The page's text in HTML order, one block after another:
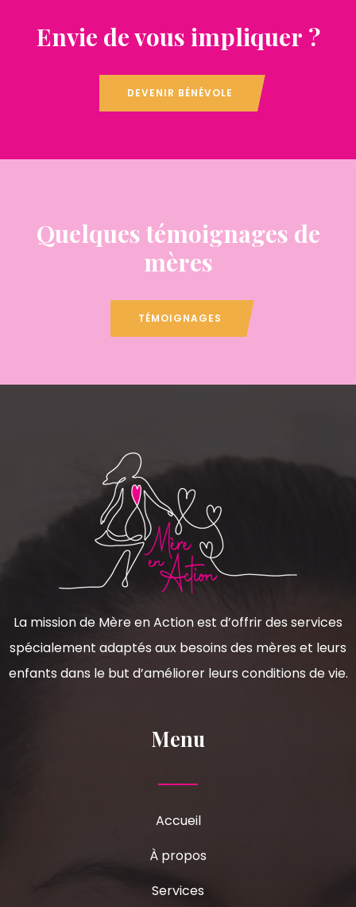
Envie de vous impliquer ?
DEVENIR BÉNÉVOLE
Quelques témoignages de
mères
TÉMOIGNAGES
La mission de Mère en Action est d’offrir des services
spécialement adaptés aux besoins des mères et leurs
enfants dans le but d’améliorer leurs conditions de vie.
Menu
Accueil
À propos
Services